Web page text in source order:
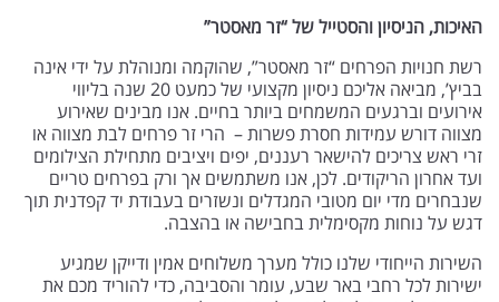
האיכות, הניסיון והסטייל של “זר מאסטר”
רשת חנויות הפרחים “זר מאסטר”, שהוקמה ומנוהלת על ידי אינה
בביץ’, מביאה אליכם ניסיון מקצועי של כמעט 20 שנה בליווי
אירועים וברגעים המשמחים ביותר בחיים. אנו מבינים שאירוע
מצווה דורש עמידות חסרת פשרות – הרי זר פרחים לבת מצווה או
זרי ראש צריכים להישאר רעננים, יפים ויציבים מתחילת הצילומים
ועד אחרון הריקודים. לכן, אנו משתמשים אך ורק בפרחים טריים
שנבחרים מדי יום מטובי המגדלים ונשזרים בעבודת יד קפדנית תוך
דגש על נוחות מקסימלית בחבישה או בהצבה.
השירות הייחודי שלנו כולל מערך משלוחים אמין ודייקן שמגיע
ישירות לכל רחבי באר שבע, עומר והסביבה, כדי להוריד מכם את